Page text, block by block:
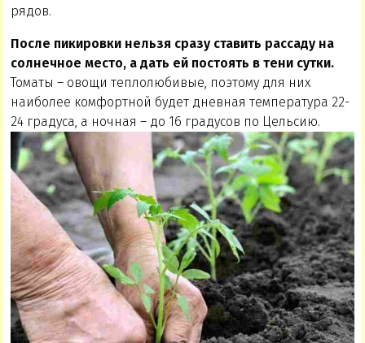
рядов.
После пикировки нельзя сразу ставить рассаду на
солнечное место, а дать ей постоять в тени сутки.
Томаты – овощи теплолюбивые, поэтому для них
наиболее комфортной будет дневная температура 22-
24 градуса, а ночная – до 16 градусов по Цельсию.